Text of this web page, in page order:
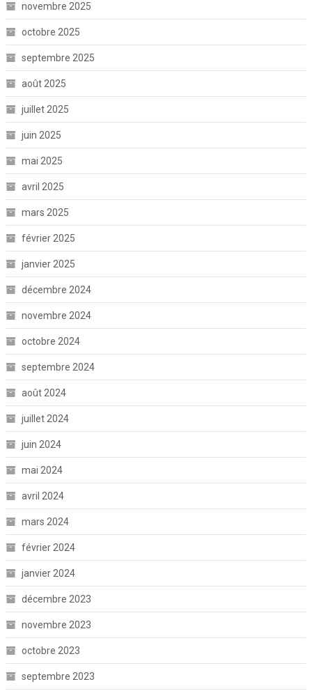
novembre 2025
octobre 2025
septembre 2025
août 2025
juillet 2025
juin 2025
mai 2025
avril 2025
mars 2025
février 2025
janvier 2025
décembre 2024
novembre 2024
octobre 2024
septembre 2024
août 2024
juillet 2024
juin 2024
mai 2024
avril 2024
mars 2024
février 2024
janvier 2024
décembre 2023
novembre 2023
octobre 2023
septembre 2023